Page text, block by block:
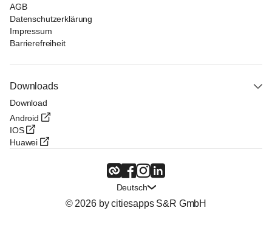
AGB
Datenschutzerklärung
Impressum
Barrierefreiheit
Downloads
Download
Android
IOS
Huawei
Deutsch
© 2026 by citiesapps S&R GmbH